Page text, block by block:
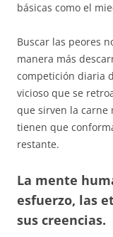
básicas como el
Buscar las peores
manera más
competición diaria
vicioso que se
que sirven la carne
tienen que
restante.
La mente
esfuerzo, las
sus creencias.